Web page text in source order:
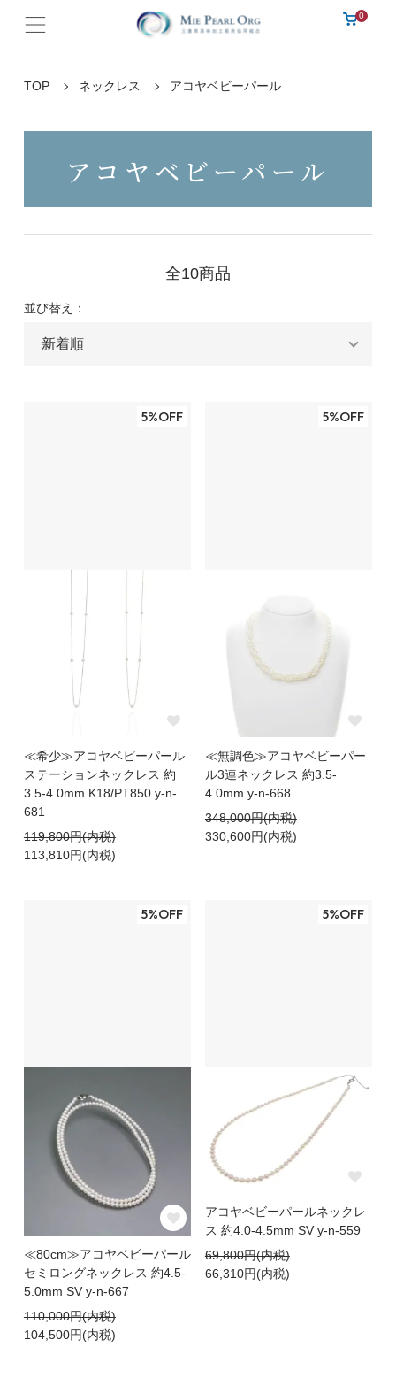
0
TOP ネックレス アコヤベビーパール
アコヤベビーパール
全10商品
並び替え：
5%OFF
≪希少≫アコヤベビーパール
ステーションネックレス 約
3.5-4.0mm K18/PT850 y-n-
681
119,800円(内税)
113,810円(内税)
5%OFF
≪無調色≫アコヤベビーパー
ル3連ネックレス 約3.5-
4.0mm y-n-668
348,000円(内税)
330,600円(内税)
5%OFF
≪80cm≫アコヤベビーパール
セミロングネックレス 約4.5-
5.0mm SV y-n-667
110,000円(内税)
104,500円(内税)
5%OFF
アコヤベビーパールネックレ
ス 約4.0-4.5mm SV y-n-559
69,800円(内税)
66,310円(内税)